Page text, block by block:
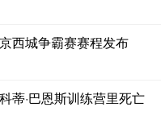
西城争霸赛赛程发布
蒂·巴恩斯训练营里死亡